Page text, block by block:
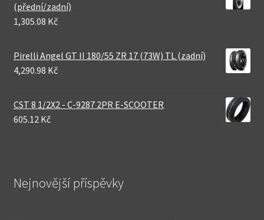
(přední/zadní)
1,305.08 Kč
Pirelli Angel GT II 180/55 ZR 17 (73W) TL (zadní)
4,290.98 Kč
CST 8 1/2X2 - C-9287 2PR E-SCOOTER
605.12 Kč
Nejnovější příspěvky